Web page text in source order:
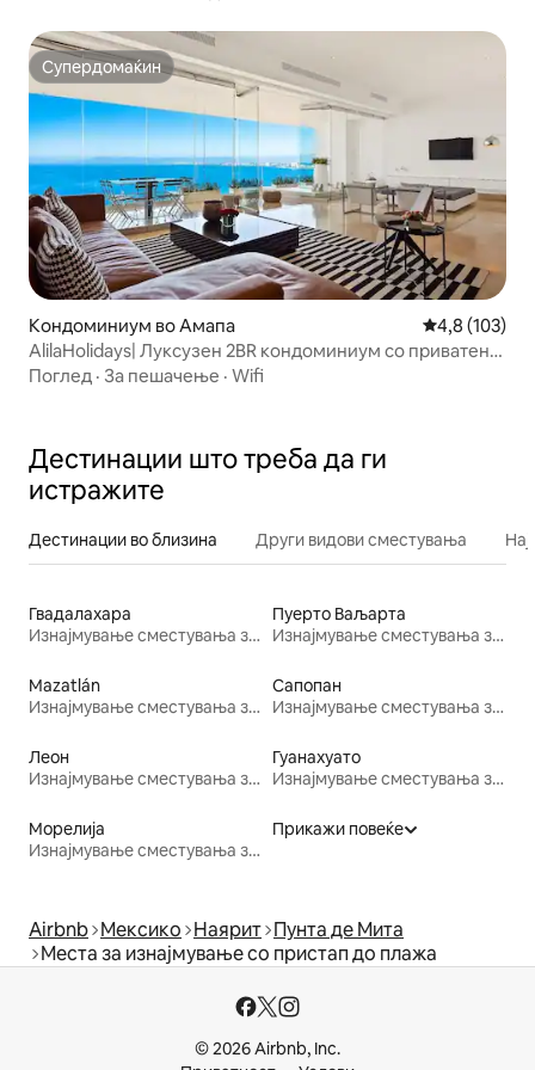
Супердомаќин
Супердомаќин
Кондоминиум во Амапа Просечна
4,8 (103)
AlilaHolidays| Луксузен 2BR кондоминиум со приватен
базен
Поглед · За пешачење · Wifi
Дестинации што треба да ги
истражите
Дестинации во близина Други видови сместувања
Гвадалахара
Изнајмување сместувања за одмор
Пуерто Ваљарта
Изнајмување сместувања за одмор
Mazatlán
Изнајмување сместувања за одмор
Сапопан
Изнајмување сместувања за одмор
Леон
Изнајмување сместувања за одмор
Гуанахуато
Изнајмување сместувања за одмор
Морелија
Изнајмување сместувања за одмор
Прикажи повеќе
Airbnb Мексико Наярит Пунта де Мита
Места за изнајмување со пристап до плажа
© 2026 Airbnb, Inc.